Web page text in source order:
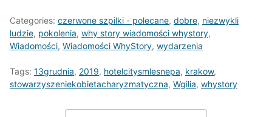
Categories: czerwone szpilki - polecane, dobre, niezwykli
ludzie, pokolenia, why story wiadomości whystory,
Wiadomości, Wiadomości WhyStory, wydarzenia
Tags: 13grudnia, 2019, hotelcitysmlesnepa, krakow,
stowarzyszeniekobietacharyzmatyczna, Wgilia, whystory